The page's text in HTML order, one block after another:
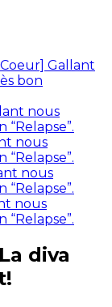
Gallant
bon
nous
nous
nous
nous
diva